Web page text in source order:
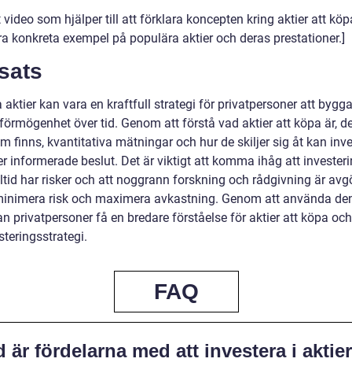
video som hjälper till att förklara koncepten kring aktier att
konkreta exempel på populära aktier och deras prestationer.]
aktier kan vara en kraftfull strategi för privatpersoner att
över tid. Genom att förstå vad aktier att köpa är,
finns, kvantitativa mätningar och hur de skiljer sig åt kan
informerade beslut. Det är viktigt att komma ihåg att
har risker och att noggrann forskning och rådgivning är
risk och maximera avkastning. Genom att använda
privatpersoner få en bredare förståelse för aktier att köpa
FAQ
är fördelarna med att investera i aktier